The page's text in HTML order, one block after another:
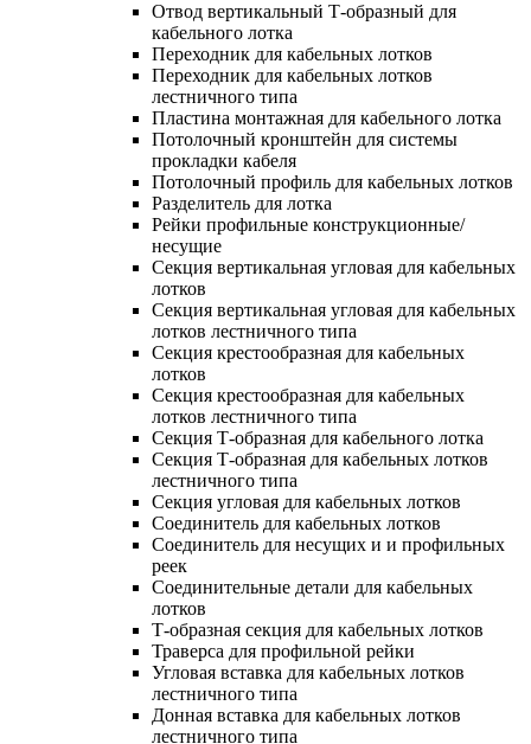
Отвод вертикальный Т-образный для
кабельного лотка
Переходник для кабельных лотков
Переходник для кабельных лотков
лестничного типа
Пластина монтажная для кабельного лотка
Потолочный кронштейн для системы
прокладки кабеля
Потолочный профиль для кабельных лотков
Разделитель для лотка
Рейки профильные конструкционные/
несущие
Секция вертикальная угловая для кабельных
лотков
Секция вертикальная угловая для кабельных
лотков лестничного типа
Секция крестообразная для кабельных
лотков
Секция крестообразная для кабельных
лотков лестничного типа
Секция Т-образная для кабельного лотка
Секция Т-образная для кабельных лотков
лестничного типа
Секция угловая для кабельных лотков
Соединитель для кабельных лотков
Соединитель для несущих и и профильных
реек
Соединительные детали для кабельных
лотков
Т-образная секция для кабельных лотков
Траверса для профильной рейки
Угловая вставка для кабельных лотков
лестничного типа
Донная вставка для кабельных лотков
лестничного типа